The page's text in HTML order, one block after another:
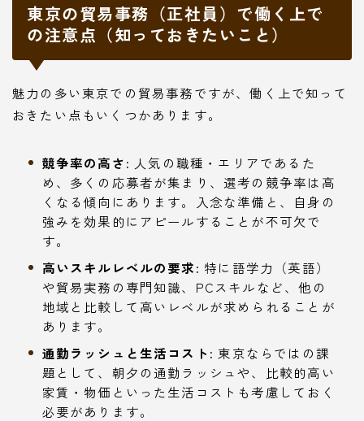
東京の貿易事務（正社員）で働く上で
の注意点（知っておきたいこと）
魅力の多い東京での貿易事務ですが、働く上で知って
おきたい点もいくつかあります。
競争率の高さ: 人気の職種・エリアであるた
め、多くの応募者が集まり、選考の競争率は高
くなる傾向にあります。入念な準備と、自身の
強みを効果的にアピールすることが不可欠で
す。
高いスキルレベルの要求: 特に語学力（英語）
や貿易実務の専門知識、PCスキルなど、他の
地域と比較して高いレベルが求められることが
あります。
通勤ラッシュと生活コスト: 東京ならではの課
題として、朝夕の通勤ラッシュや、比較的高い
家賃・物価といった生活コストも考慮しておく
必要があります。